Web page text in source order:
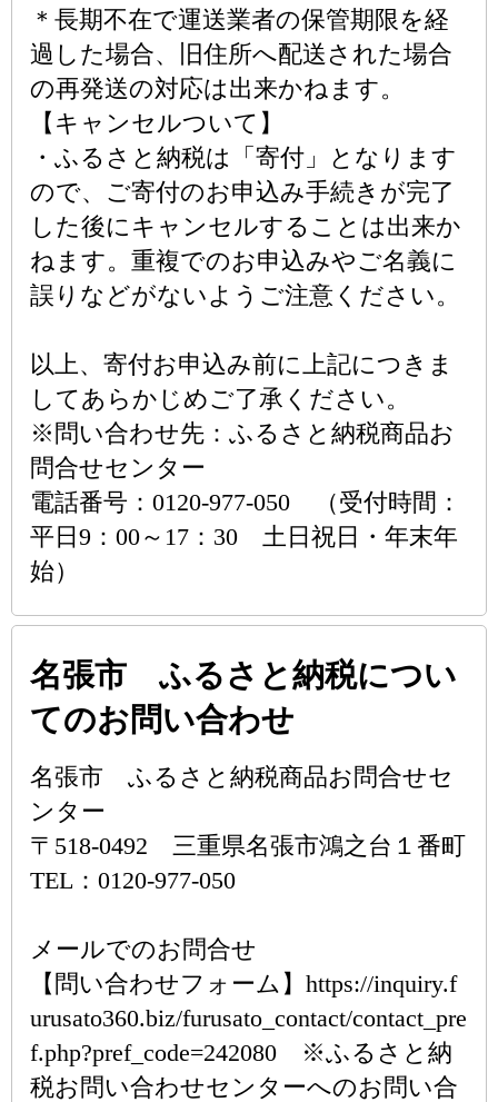
＊長期不在で運送業者の保管期限を経
過した場合、旧住所へ配送された場合
の再発送の対応は出来かねます。
【キャンセルついて】
・ふるさと納税は「寄付」となります
ので、ご寄付のお申込み手続きが完了
した後にキャンセルすることは出来か
ねます。重複でのお申込みやご名義に
誤りなどがないようご注意ください。
以上、寄付お申込み前に上記につきま
してあらかじめご了承ください。
※問い合わせ先：ふるさと納税商品お
問合せセンター
電話番号：0120-977-050 （受付時間：
平日9：00～17：30 土日祝日・年末年
始）
名張市 ふるさと納税につい
てのお問い合わせ
名張市 ふるさと納税商品お問合せセ
ンター
〒518-0492 三重県名張市鴻之台１番町
TEL：0120-977-050
メールでのお問合せ
【問い合わせフォーム】https://inquiry.f
urusato360.biz/furusato_contact/contact_pre
f.php?pref_code=242080 ※ふるさと納
税お問い合わせセンターへのお問い合